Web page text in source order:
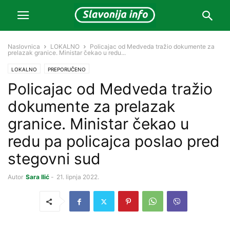
Naslovnica LOKALNO
Policajac od Medveda tražio dokumente za
prelazak granice. Ministar čekao u redu...
LOKALNO PREPORUČENO
Policajac od Medveda tražio
dokumente za prelazak
granice. Ministar čekao u
redu pa policajca poslao pred
stegovni sud
Autor Sara Ilić - 21. lipnja 2022.